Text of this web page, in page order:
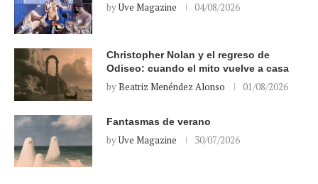
byUve Magazine 04/08/2026
Christopher Nolan y el regreso de
Odiseo: cuando el mito vuelve a casa
byBeatriz Menéndez Alonso 01/08/2026
Fantasmas de verano
byUve Magazine 30/07/2026